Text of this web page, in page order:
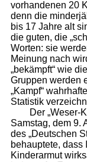
vorhandenen 20
denn die
bis 17 Jahre alt
die guten, die
Worten: sie
Meinung nach
„bekämpft“ wie
Gruppen werden
„Kampf“
Statistik
Der „Weser-
Samstag, dem 9.
des „Deutschen
behauptete,
Kinderarmut